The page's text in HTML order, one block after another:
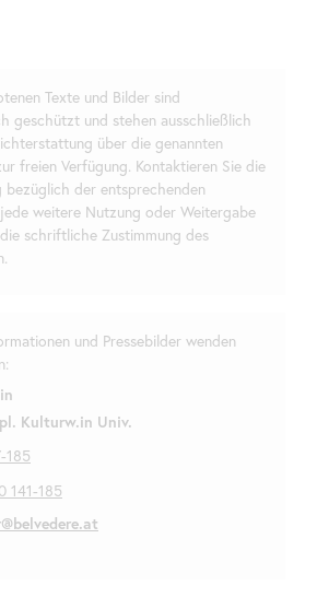
Texte und Bilder sind
geschützt und stehen ausschließlich
über die genannten
freien Verfügung. Kontaktieren Sie die
bezüglich der entsprechenden
weitere Nutzung oder Weitergabe
schriftliche Zustimmung des
und Pressebilder wenden
Kulturw.in Univ.
185
141-185